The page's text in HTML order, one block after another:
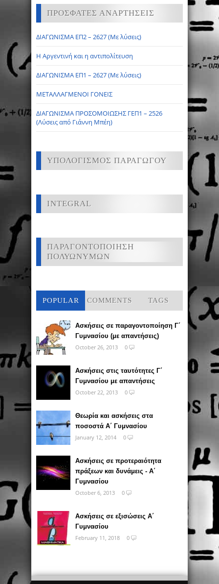
ΠΡΟΣΦΑΤΕΣ ΑΝΑΡΤΗΣΕΙΣ
ΔΙΑΓΩΝΙΣΜΑ ΕΠ2 – 2627 (Με λύσεις)
Η Αργεντινή και η αντιπολίτευση
ΔΙΑΓΩΝΙΣΜΑ ΕΠ1 – 2627 (Με λύσεις)
ΜΕΤΑΛΛΑΓΜΕΝΟΙ ΓΟΝΕΙΣ
ΔΙΑΓΩΝΙΣΜΑ ΠΡΟΣΟΜΟΙΩΣΗΣ ΓΕΠ1 – 2526
(Λύσεις από Γιάννη Μπέη)
ΥΠΟΛΟΓΙΣΜΟΣ ΠΑΡΑΓΩΓΟΥ
INTEGRAL
ΠΑΡΑΓΟΝΤΟΠΟΙΗΣΗ
ΠΟΛΥΩΝΥΜΩΝ
POPULAR COMMENTS TAGS
Ασκήσεις σε παραγοντοποίηση Γ΄
Γυμνασίου (με απαντήσεις)
October 26, 2013
0
Ασκήσεις στις ταυτότητες Γ΄
Γυμνασίου με απαντήσεις
October 22, 2013
0
Θεωρία και ασκήσεις στα
ποσοστά Α΄ Γυμνασίου
January 12, 2014
0
Ασκήσεις σε προτεραιότητα
πράξεων και δυνάμεις - Α΄
Γυμνασίου
October 6, 2013
0
Ασκήσεις σε εξισώσεις Α΄
Γυμνασίου
February 11, 2018
0